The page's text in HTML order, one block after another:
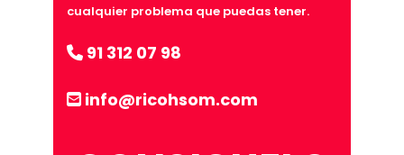
cualquier problema que puedas tener.
91 312 07 98
info@ricohsom.com